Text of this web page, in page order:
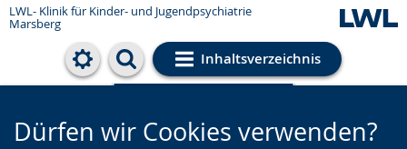
LWL- Klinik für Kinder- und Jugendpsychiatrie
Marsberg
Inhaltsverzeichnis
Cookie-Einstellungen
Dürfen wir Cookies verwenden?